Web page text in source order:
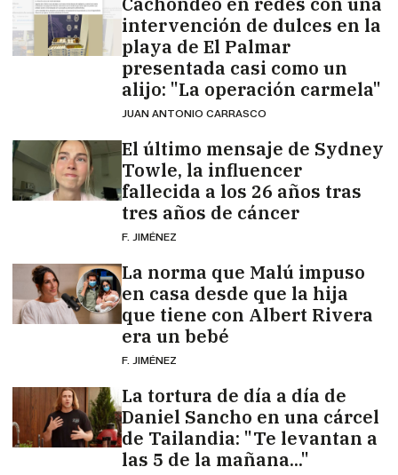
intervención de dulces en la
playa de El Palmar
presentada casi como un
alijo: "La operación carmela"
JUAN ANTONIO CARRASCO
El último mensaje de Sydney
Towle, la influencer
fallecida a los 26 años tras
tres años de cáncer
F. JIMÉNEZ
La norma que Malú impuso
en casa desde que la hija
que tiene con Albert Rivera
era un bebé
F. JIMÉNEZ
La tortura de día a día de
Daniel Sancho en una cárcel
de Tailandia: "Te levantan a
las 5 de la mañana..."